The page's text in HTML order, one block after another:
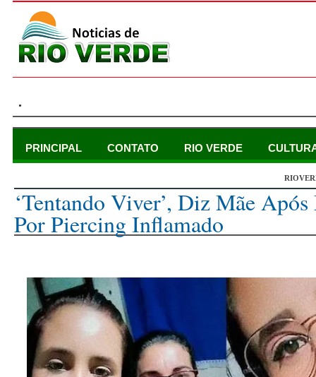
.
PRINCIPAL CONTATO RIO VERDE
‘Tentando Viver’, Diz Mãe
Por Piercing Inflamado